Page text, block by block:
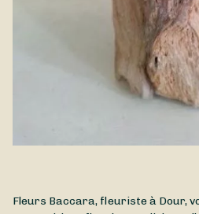
Fleurs Baccara, fleuriste à Dour,